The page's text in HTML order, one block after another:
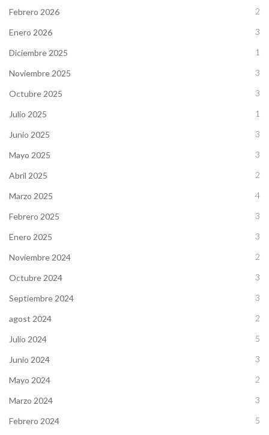
Febrero 2026 2
Enero 2026 3
Diciembre 2025 1
Noviembre 2025 3
Octubre 2025 3
Julio 2025 1
Junio 2025 3
Mayo 2025 3
Abril 2025 2
Marzo 2025 4
Febrero 2025 3
Enero 2025 3
Noviembre 2024 2
Octubre 2024 3
Septiembre 2024 3
agost 2024 2
Julio 2024 5
Junio 2024 3
Mayo 2024 2
Marzo 2024 3
Febrero 2024 5